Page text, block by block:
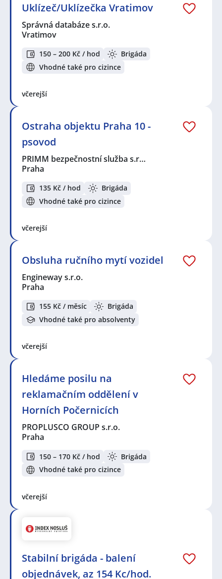
Uklízeč/Uklízečka Vratimov
Správná databáze s.r.o.
Vratimov
150 – 200 Kč / hod
Brigáda
Vhodné také pro cizince
včerejší
Ostraha objektu Praha 10 -
psovod
PRIMM bezpečnostní služba s.r…
Praha
135 Kč / hod
Brigáda
Vhodné také pro cizince
včerejší
Obsluha ručního mytí vozidel
Engineway s.r.o.
Praha
155 Kč / měsíc
Brigáda
Vhodné také pro absolventy
včerejší
Hledáme posilu na
reklamačním oddělení v
Horních Počernicích
PROPLUSCO GROUP s.r.o.
Praha
150 – 170 Kč / hod
Brigáda
Vhodné také pro cizince
včerejší
Stabilní brigáda - balení
objednávek, az 154 Kc/hod.